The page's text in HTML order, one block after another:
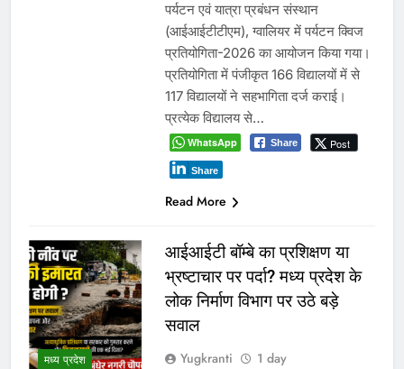
पर्यटन एवं यात्रा प्रबंधन संस्थान
(आईआईटीटीएम), ग्वालियर में पर्यटन क्विज
प्रतियोगिता-2026 का आयोजन किया गया।
प्रतियोगिता में पंजीकृत 166 विद्यालयों में से
117 विद्यालयों ने सहभागिता दर्ज कराई।
प्रत्येक विद्यालय से…
WhatsApp Share Post
Share
Read More
मध्य प्रदेश
आईआईटी बॉम्बे का प्रशिक्षण या
भ्रष्टाचार पर पर्दा? मध्य प्रदेश के
लोक निर्माण विभाग पर उठे बड़े
सवाल
Yugkranti
1 day